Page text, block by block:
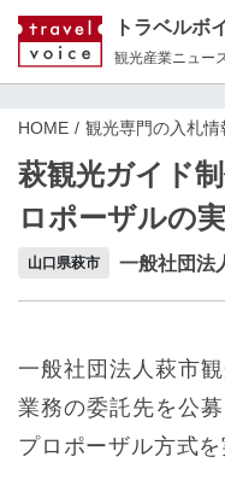
トラベルボ
観光産業ニュー
HOME 観光専門の入札情
萩観光ガイド
ロポーザルの
山口県萩市 一般社団法
一般社団法人萩市
業務の委託先を公
プロポーザル方式を